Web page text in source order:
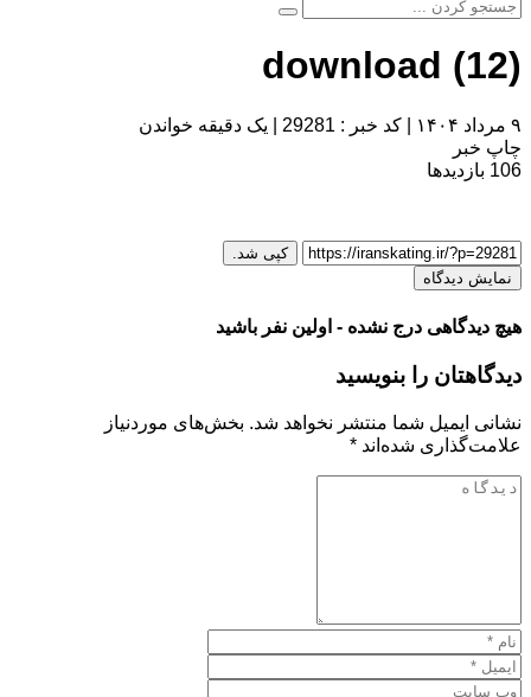
download (12)
۹ مرداد ۱۴۰۴ کد خبر : 29281
یک دقیقه خواندن
چاپ خبر
106 بازدیدها
کپی شد.
نمایش دیدگاه
هیچ دیدگاهی درج نشده - اولین نفر باشید
دیدگاهتان را بنویسید
نشانی ایمیل شما منتشر نخواهد شد. بخش‌های موردنیاز
علامت‌گذاری شده‌اند *